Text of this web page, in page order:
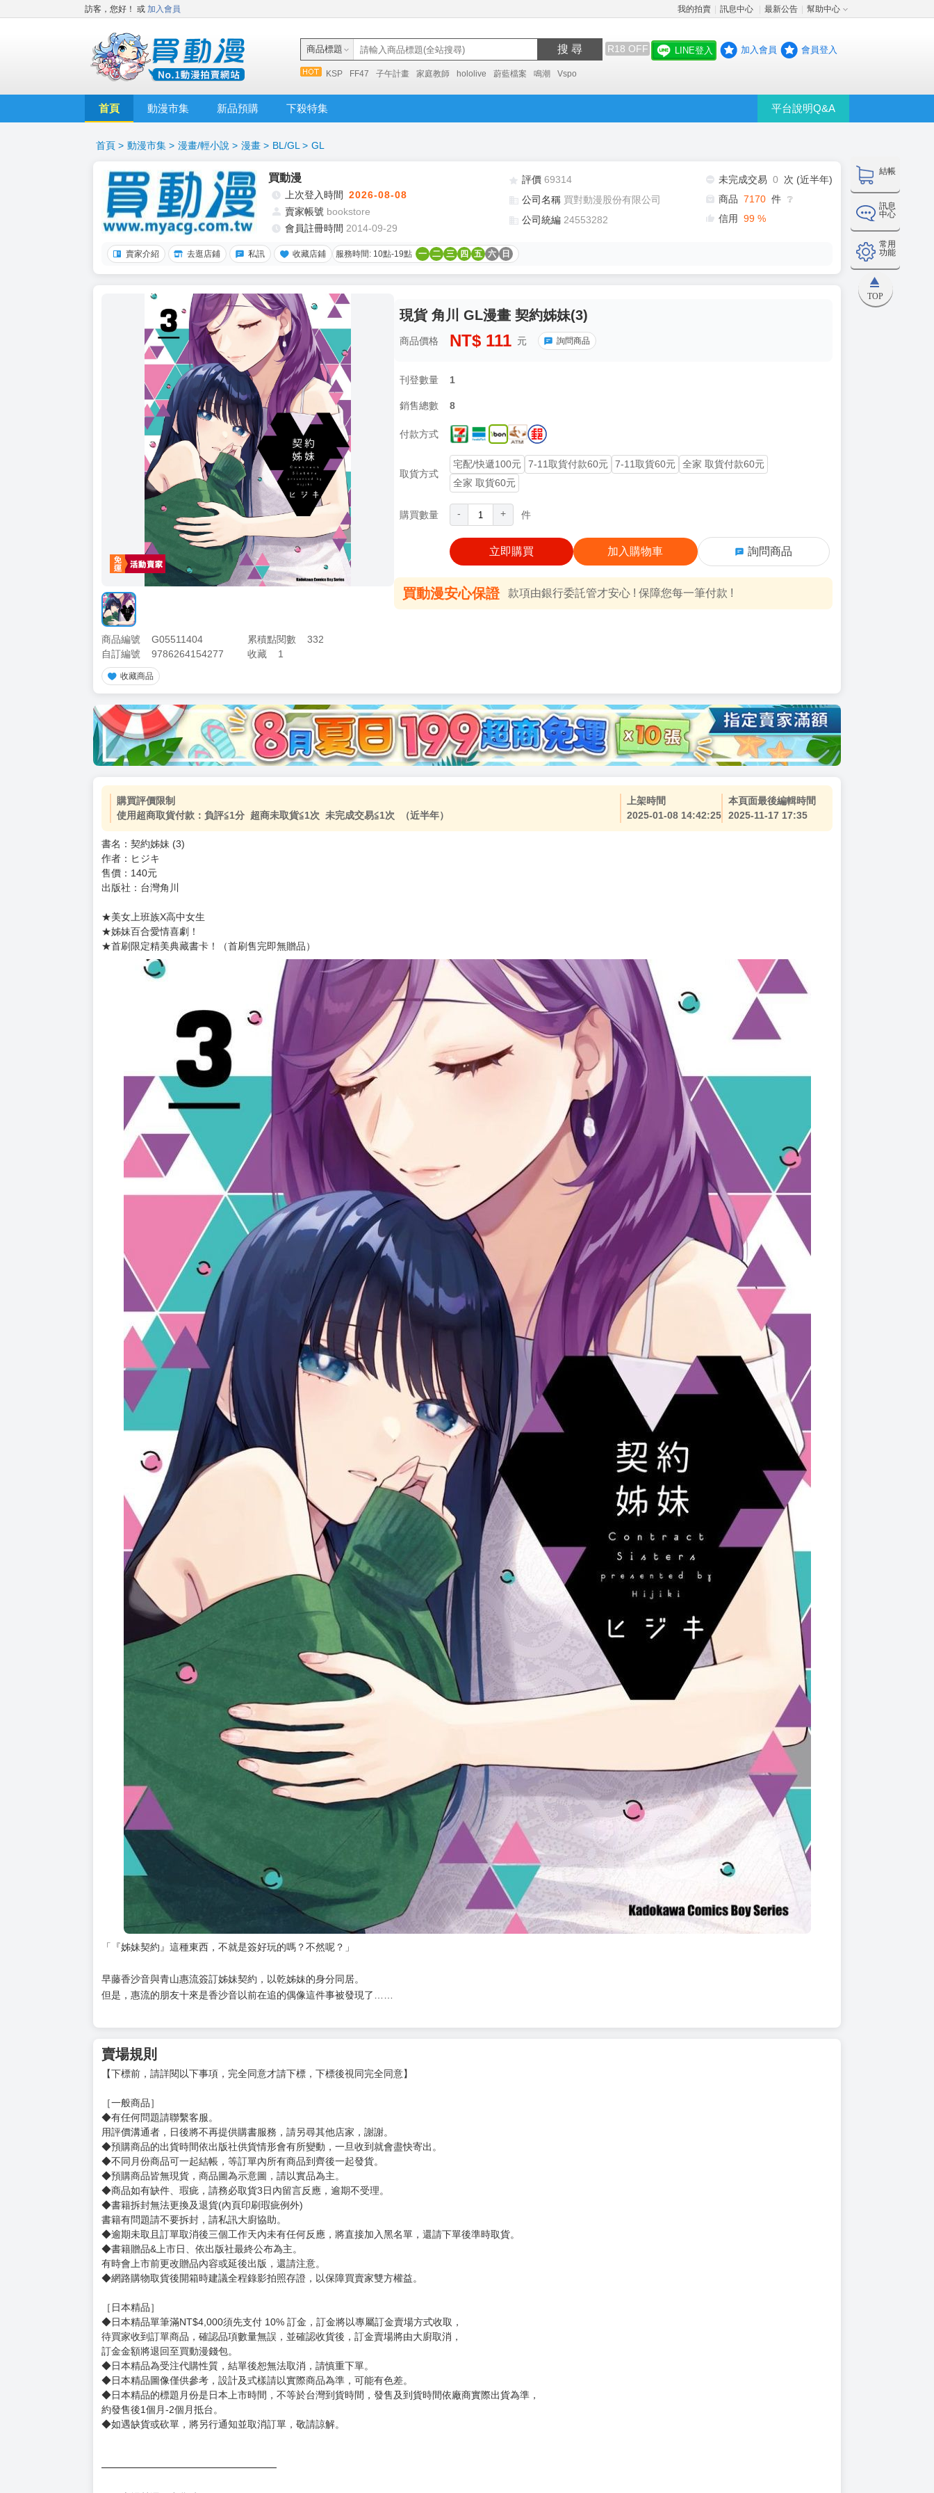
訪客，您好！ 或 加入會員 我的拍賣 訊息中心 最新公告 幫助中心
商品標題 搜 尋 R18 OFF
KSP FF47 子午計畫 家庭教師 hololive 蔚藍檔案 鳴潮 Vspo
LINE登入 加入會員 會員登入
首頁 動漫市集 新品預購 下殺特集 平台說明Q&A
結帳
訊息
中心
常用
功能
TOP
首頁 > 動漫市集 > 漫畫/輕小說 > 漫畫 > BL/GL > GL
買動漫
上次登入時間 2026-08-08
賣家帳號 bookstore
會員註冊時間 2014-09-29
評價 69314
公司名稱 買對動漫股份有限公司
公司統編 24553282
未完成交易 0
次 (近半年)
商品 7170 件 ❔
信用 99 %
賣家介紹 去逛店鋪 私訊 收藏店鋪 服務時間: 10點-19點 一 二 三 四 五 六 日
商品編號 G05511404 累積點閱數
332
自訂編號
9786264154277 收藏 1
收藏商品
現貨 角川 GL漫畫 契約姊妹(3)
商品價格 NT$ 111 元 詢問商品
刊登數量 1
銷售總數 8
付款方式
取貨方式
宅配/快遞100元 7-11取貨付款60元 7-11取貨60元
全家 取貨付款60元
全家 取貨60元
購買數量 - + 件
立即購買 加入購物車 詢問商品
買動漫安心保證 款項由銀行委託管才安心 ! 保障您每一筆付款 !
加價購 ( 共
(加購品) 買動漫★《$15元-加固紙箱包裝》
購買評價限制
使用超商取貨付款：負評≦1分 超商未取貨≦1次 未完成交易≦1次 （近半年）
2025-01-08 14:42:25
2025-11-17 17:35
出版社：台灣角川
★美女上班族X高中女生
★姊妹百合愛情喜劇！
★首刷限定精美典藏書卡！（首刷售完即無贈品）
早藤香沙音與青山惠流簽訂姊妹契約，以乾姊妹的身分同居。
但是，惠流的朋友十來是香沙音以前在追的偶像這件事被發現了……
賣場規則
【下標前，請詳閱以下事項，完全同意才請下標，下標後視同完全同意】
［一般商品］
◆有任何問題請聯繫客服。
用評價溝通者，日後將不再提供購書服務，請另尋其他店家，謝謝。
◆不同月份商品可一起結帳，等訂單內所有商品到齊後一起發貨。
◆預購商品皆無現貨，商品圖為示意圖，請以實品為主。
◆商品如有缺件、瑕疵，請務必取貨3日內留言反應，逾期不受理。
◆書籍拆封無法更換及退貨(內頁印刷瑕疵例外)
書籍有問題請不要拆封，請私訊大廚協助。
◆逾期未取且訂單取消後三個工作天內未有任何反應，將直接加入黑名單，還請下單後準時取貨。
◆書籍贈品&上市日、依出版社最終公布為主。
有時會上市前更改贈品內容或延後出版，還請注意。
◆網路購物取貨後開箱時建議全程錄影拍照存證，以保障買賣家雙方權益。